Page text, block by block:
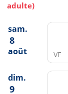
adulte)
sam.
8
août VF
dim.
9